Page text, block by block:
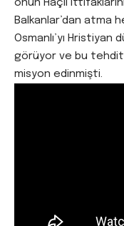
onun Haçlı
Balkanlar’dan atma
Osmanlı’yı
görüyor ve bu
misyon edinmişti.